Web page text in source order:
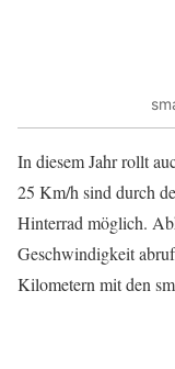
In diesem Jahr rollt
25 Km/h sind durch
Hinterrad möglich.
Geschwindigkeit
Kilometern mit den